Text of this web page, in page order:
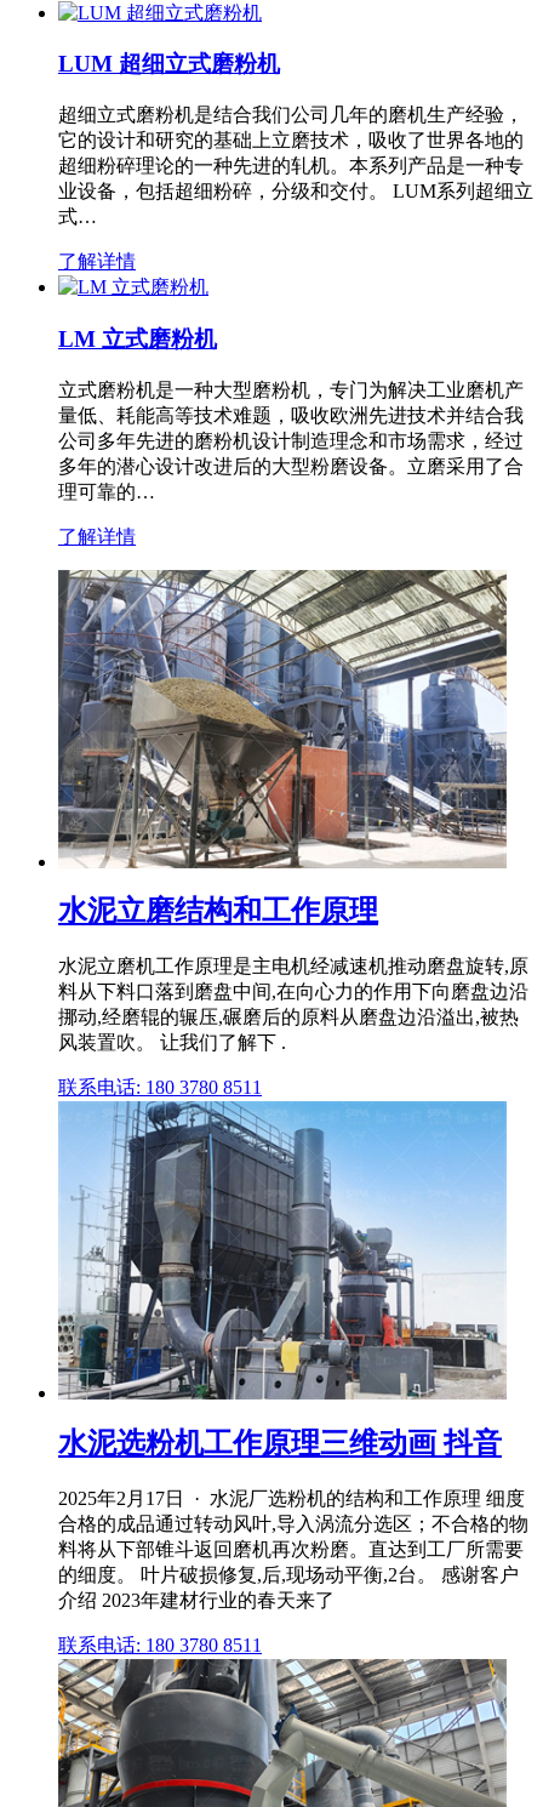
LUM 超细立式磨粉机
超细立式磨粉机是结合我们公司几年的磨机生产经验，
它的设计和研究的基础上立磨技术，吸收了世界各地的
超细粉碎理论的一种先进的轧机。本系列产品是一种专
业设备，包括超细粉碎，分级和交付。 LUM系列超细立
式…
了解详情
LM 立式磨粉机
立式磨粉机是一种大型磨粉机，专门为解决工业磨机产
量低、耗能高等技术难题，吸收欧洲先进技术并结合我
公司多年先进的磨粉机设计制造理念和市场需求，经过
多年的潜心设计改进后的大型粉磨设备。立磨采用了合
理可靠的…
了解详情
水泥立磨结构和工作原理
水泥立磨机工作原理是主电机经减速机推动磨盘旋转,原
料从下料口落到磨盘中间,在向心力的作用下向磨盘边沿
挪动,经磨辊的辗压,碾磨后的原料从磨盘边沿溢出,被热
风装置吹。 让我们了解下 .
联系电话: 180 3780 8511
水泥选粉机工作原理三维动画 抖音
2025年2月17日 · 水泥厂选粉机的结构和工作原理 细度
合格的成品通过转动风叶,导入涡流分选区；不合格的物
料将从下部锥斗返回磨机再次粉磨。直达到工厂所需要
的细度。 叶片破损修复,后,现场动平衡,2台。 感谢客户
介绍 2023年建材行业的春天来了
联系电话: 180 3780 8511